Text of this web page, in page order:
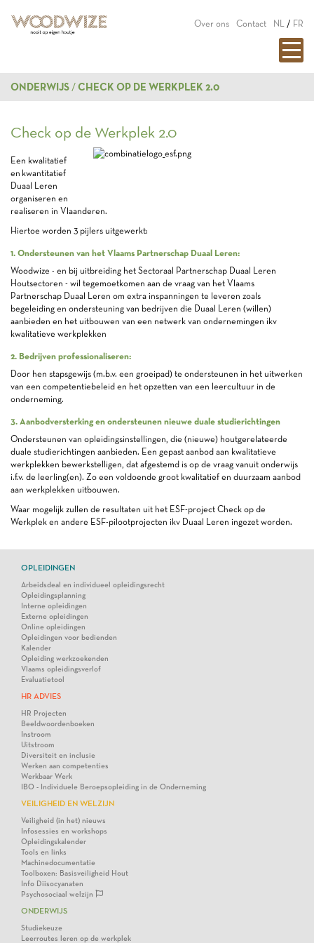
Over ons Contact NL / FR
ONDERWIJS CHECK OP DE WERKPLEK 2.0
Check op de Werkplek 2.0
Een kwalitatief
en kwantitatief
Duaal Leren
organiseren en
realiseren in Vlaanderen.
Hiertoe worden 3 pijlers uitgewerkt:
1. Ondersteunen van het Vlaams Partnerschap Duaal Leren:
Woodwize - en bij uitbreiding het Sectoraal Partnerschap Duaal Leren
Houtsectoren - wil tegemoetkomen aan de vraag van het Vlaams
Partnerschap Duaal Leren om extra inspanningen te leveren zoals
begeleiding en ondersteuning van bedrijven die Duaal Leren (willen)
aanbieden en het uitbouwen van een netwerk van ondernemingen ikv
kwalitatieve werkplekken
2. Bedrijven professionaliseren:
Door hen stapsgewijs (m.b.v. een groeipad) te ondersteunen in het uitwerken
van een competentiebeleid en het opzetten van een leercultuur in de
onderneming.
3. Aanbodversterking en ondersteunen nieuwe duale studierichtingen
Ondersteunen van opleidingsinstellingen, die (nieuwe) houtgerelateerde
duale studierichtingen aanbieden. Een gepast aanbod aan kwalitatieve
werkplekken bewerkstelligen, dat afgestemd is op de vraag vanuit onderwijs
i.f.v. de leerling(en). Zo een voldoende groot kwalitatief en duurzaam aanbod
aan werkplekken uitbouwen.
Waar mogelijk zullen de resultaten uit het ESF-project Check op de
Werkplek en andere ESF-pilootprojecten ikv Duaal Leren ingezet worden.
OPLEIDINGEN
Arbeidsdeal en individueel opleidingsrecht
Opleidingsplanning
Interne opleidingen
Externe opleidingen
Online opleidingen
Opleidingen voor bedienden
Kalender
Opleiding werkzoekenden
Vlaams opleidingsverlof
Evaluatietool
HR ADVIES
HR Projecten
Beeldwoordenboeken
Instroom
Uitstroom
Diversiteit en inclusie
Werken aan competenties
Werkbaar Werk
IBO - Individuele Beroepsopleiding in de Onderneming
VEILIGHEID EN WELZIJN
Veiligheid (in het) nieuws
Infosessies en workshops
Opleidingskalender
Tools en links
Machinedocumentatie
Toolboxen: Basisveiligheid Hout
Info Diisocyanaten
Psychosociaal welzijn
ONDERWIJS
Studiekeuze
Leerroutes leren op de werkplek